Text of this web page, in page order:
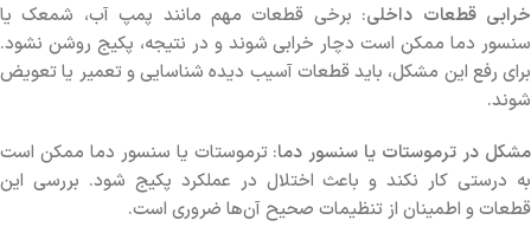
خرابی قطعات داخلی: برخی قطعات مهم مانند پمپ آب، شمعک یا
سنسور دما ممکن است دچار خرابی شوند و در نتیجه، پکیج روشن نشود.
برای رفع این مشکل، باید قطعات آسیب دیده شناسایی و تعمیر یا تعویض
شوند.
مشکل در ترموستات یا سنسور دما: ترموستات یا سنسور دما ممکن است
به درستی کار نکند و باعث اختلال در عملکرد پکیج شود. بررسی این
قطعات و اطمینان از تنظیمات صحیح آن‌ها ضروری است.